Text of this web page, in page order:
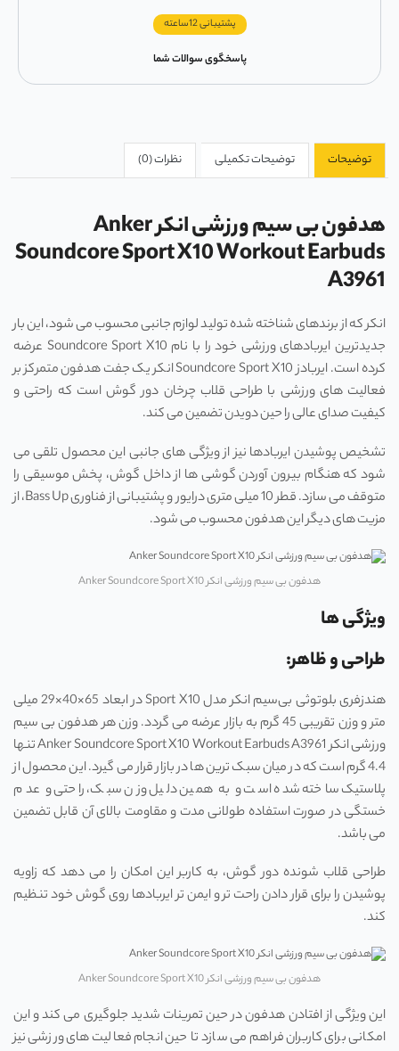
پشتیبانی 12ساعته
پاسخگوی سوالات شما
توضیحات توضیحات تکمیلی نظرات (0)
هدفون بی سیم ورزشی انکر Anker
Soundcore Sport X10 Workout Earbuds
A3961
انکر که از برندهای شناخته شده تولید لوازم جانبی محسوب می‌ شود، این بار
جدیدترین ایربادهای ورزشی خود را با نام Soundcore Sport X10 عرضه
کرده است. ایربادز Soundcore Sport X10 انکر یک جفت هدفون متمرکز بر
فعالیت‌ های ورزشی با طراحی قلاب چرخان دور گوش است که راحتی و
کیفیت صدای عالی را حین دویدن تضمین می ‌کند.
تشخیص پوشیدن ایربادها نیز از ویژگی‌ های جانبی این محصول تلقی می
‌شود که هنگام بیرون آوردن گوشی ‌ها از داخل گوش، پخش موسیقی را
متوقف می ‌سازد. قطر 10 میلی‌ متری درایور و پشتیبانی از فناوری Bass Up، از
مزیت ‌های دیگر این هدفون محسوب می شود.
هدفون بی سیم ورزشی انکر Anker Soundcore Sport X10
ویژگی ها
طراحی و ظاهر:
هندزفری بلوتوثی بی‌سیم انکر مدل Sport X10 در ابعاد 65×40×29 میلی‌
متر و وزن تقریبی 45 گرم به بازار عرضه می ‌گردد. وزن هر هدفون بی سیم
ورزشی انکر Anker Soundcore Sport X10 Workout Earbuds A3961 تنها
4.4 گرم است که در میان سبک ترین‌ ها در بازار قرار می‌ گیرد. این محصول از
پلاستیک ساخته شده است و به همین دلیل وزن سبک، راحتی و عدم
خستگی در صورت استفاده طولانی مدت و مقاومت بالای آن قابل تضمین
می ‌باشد.
طراحی قلاب شونده دور گوش، به کاربر این امکان را می‌ دهد که زاویه
پوشیدن را برای قرار دادن راحت ‌تر و ایمن ‌تر ایربادها روی گوش خود تنظیم
کند.
هدفون بی سیم ورزشی انکر Anker Soundcore Sport X10
این ویژگی از افتادن هدفون در حین تمرینات شدید جلوگیری می ‌کند و این
امکانی برای کاربران فراهم می‌ سازد تا حین انجام فعالیت ‌های ورزشی نیز